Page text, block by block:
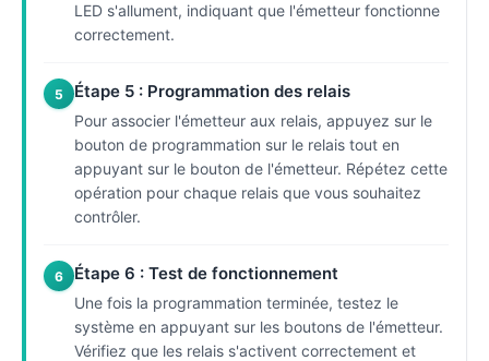
LED s'allument, indiquant que l'émetteur fonctionne
correctement.
5 Étape 5 : Programmation des relais
Pour associer l'émetteur aux relais, appuyez sur le
bouton de programmation sur le relais tout en
appuyant sur le bouton de l'émetteur. Répétez cette
opération pour chaque relais que vous souhaitez
contrôler.
6 Étape 6 : Test de fonctionnement
Une fois la programmation terminée, testez le
système en appuyant sur les boutons de l'émetteur.
Vérifiez que les relais s'activent correctement et